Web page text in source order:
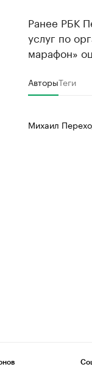
Ранее РБК
услуг по
марафон»
АвторыТеги
Михаил